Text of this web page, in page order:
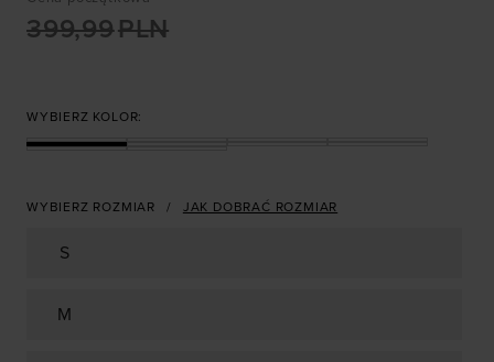
399,99PLN
WYBIERZ KOLOR:
WYBIERZ ROZMIAR JAK DOBRAĆ ROZMIAR
S
M